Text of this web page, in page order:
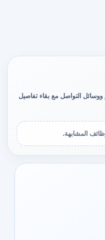
ووسائل التواصل مع بقاء تفاصيل
المشابهة.